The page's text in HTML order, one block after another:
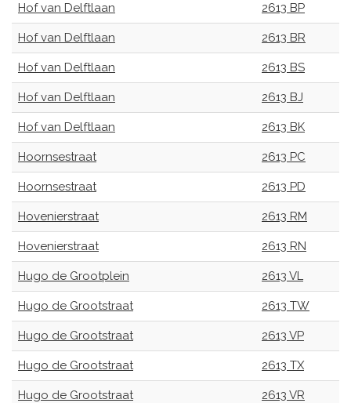
Hof van Delftlaan 2613 BP
Hof van Delftlaan 2613 BR
Hof van Delftlaan 2613 BS
Hof van Delftlaan 2613 BJ
Hof van Delftlaan 2613 BK
Hoornsestraat 2613 PC
Hoornsestraat 2613 PD
Hovenierstraat 2613 RM
Hovenierstraat 2613 RN
Hugo de Grootplein 2613 VL
Hugo de Grootstraat 2613 TW
Hugo de Grootstraat 2613 VP
Hugo de Grootstraat 2613 TX
Hugo de Grootstraat 2613 VR